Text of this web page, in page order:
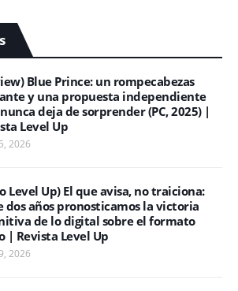
Blue Prince: un rompecabezas
y una propuesta independiente
deja de sorprender (PC, 2025) |
Level Up
2026
Level Up) El que avisa, no traiciona:
dos años pronosticamos la victoria
de lo digital sobre el formato
| Revista Level Up
2026